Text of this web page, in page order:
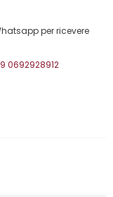
per ricevere
0692928912